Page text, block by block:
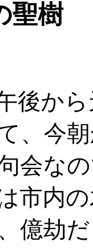
聖樹
後か
、今
会な
市内
億劫